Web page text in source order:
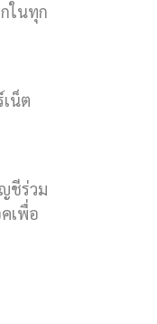
ในทุก
น็ต
ชีร่วม
เพื่อ